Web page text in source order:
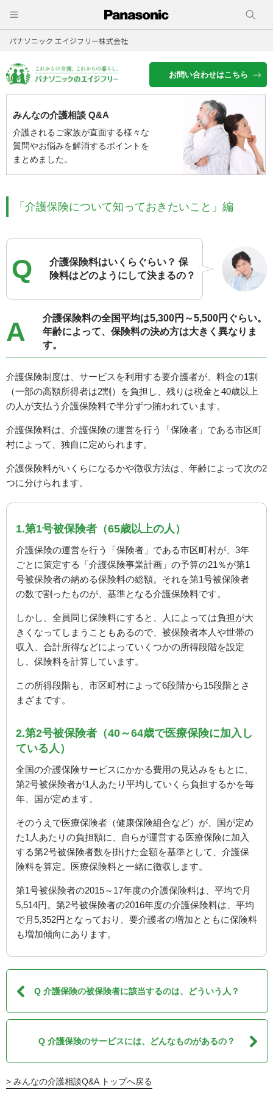
パナソニック エイジフリー株式会社
お問い合わせはこちら
みんなの介護相談 Q&A
介護されるご家族が直面する様々な
質問やお悩みを解消するポイントを
まとめました。
「介護保険について知っておきたいこと」編
Q
介護保険料はいくらぐらい？ 保
険料はどのようにして決まるの？
A
介護保険料の全国平均は5,300円～5,500円ぐらい。
年齢によって、保険料の決め方は大きく異なりま
す。
介護保険制度は、サービスを利用する要介護者が、料金の1割
（一部の高額所得者は2割）を負担し、残りは税金と40歳以上
の人が支払う介護保険料で半分ずつ賄われています。
介護保険料は、介護保険の運営を行う「保険者」である市区町
村によって、独自に定められます。
介護保険料がいくらになるかや徴収方法は、年齢によって次の2
つに分けられます。
1.第1号被保険者（65歳以上の人）
介護保険の運営を行う「保険者」である市区町村が、3年
ごとに策定する「介護保険事業計画」の予算の21％が第1
号被保険者の納める保険料の総額。それを第1号被保険者
の数で割ったものが、基準となる介護保険料です。
しかし、全員同じ保険料にすると、人によっては負担が大
きくなってしまうこともあるので、被保険者本人や世帯の
収入、合計所得などによっていくつかの所得段階を設定
し、保険料を計算しています。
この所得段階も、市区町村によって6段階から15段階とさ
まざまです。
2.第2号被保険者（40～64歳で医療保険に加入し
ている人）
全国の介護保険サービスにかかる費用の見込みをもとに、
第2号被保険者が1人あたり平均していくら負担するかを毎
年、国が定めます。
そのうえで医療保険者（健康保険組合など）が、国が定め
た1人あたりの負担額に、自らが運営する医療保険に加入
する第2号被保険者数を掛けた金額を基準として、介護保
険料を算定。医療保険料と一緒に徴収します。
第1号被保険者の2015～17年度の介護保険料は、平均で月
5,514円。第2号被保険者の2016年度の介護保険料は、平均
で月5,352円となっており、要介護者の増加とともに保険料
も増加傾向にあります。
Q 介護保険の被保険者に該当するのは、どういう人？
Q 介護保険のサービスには、どんなものがあるの？
みんなの介護相談Q&A トップへ戻る